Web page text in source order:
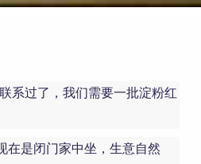
系过了，我们需要一批淀粉红
在是闭门家中坐，生意自然